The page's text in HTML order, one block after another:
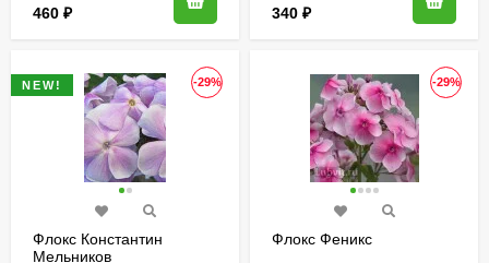
460 ₽ 340 ₽
-29%
NEW!
Флокс Константин
Мельников
-29%
Флокс Феникс